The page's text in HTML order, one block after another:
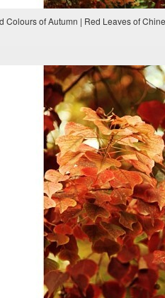
Colours of Autumn | Red Leaves of